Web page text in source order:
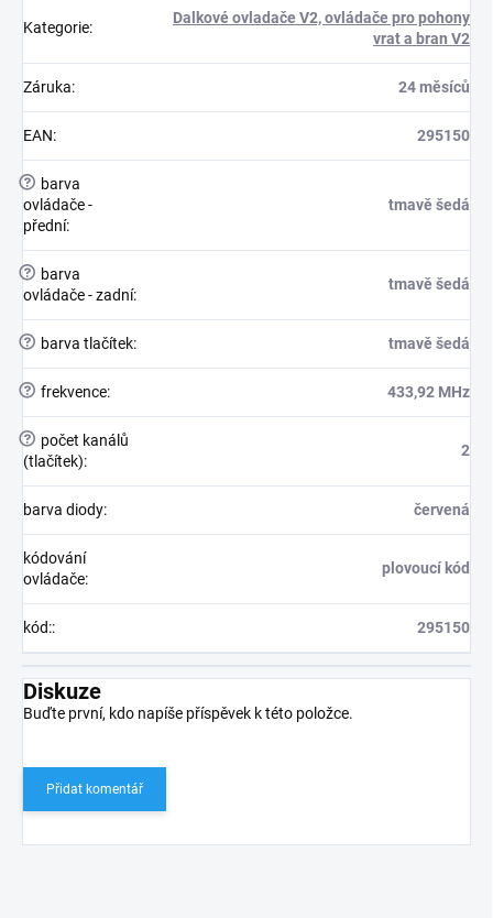
Kategorie:
Dalkové ovladače V2, ovládače pro pohony
vrat a bran V2
Záruka: 24 měsíců
EAN: 295150
?
barva
ovládače -
přední:
tmavě šedá
?
barva
ovládače - zadní:
tmavě šedá
? barva tlačítek: tmavě šedá
? frekvence: 433,92 MHz
?
počet kanálů
(tlačítek):
2
barva diody: červená
kódování
ovládače:
plovoucí kód
kód:: 295150
Diskuze
Buďte první, kdo napíše příspěvek k této položce.
Přidat komentář